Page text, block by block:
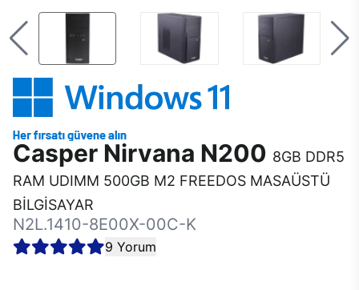
Casper Nirvana N200 8GB DDR5
RAM UDIMM 500GB M2 FREEDOS MASAÜSTÜ
BİLGİSAYAR
N2L.1410-8E00X-00C-K
9 Yorum